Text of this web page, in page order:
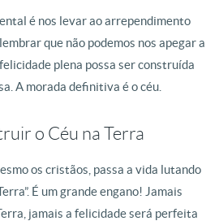
é nos levar ao arrependimento
que não podemos nos apegar a
plena possa ser construída
A morada definitiva é o céu.
o Céu na Terra
os cristãos, passa a vida lutando
É um grande engano! Jamais
jamais a felicidade será perfeita